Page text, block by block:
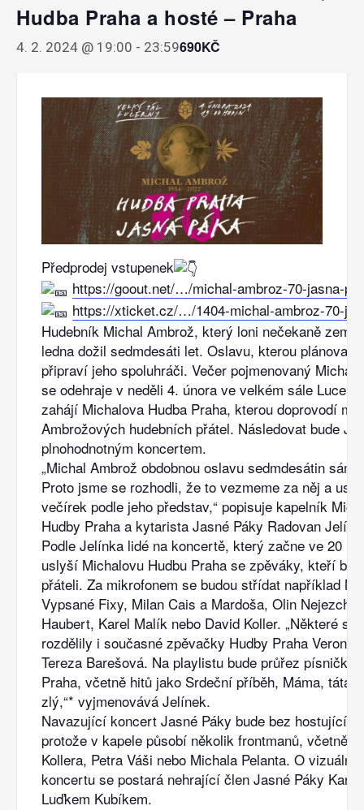
Hudba Praha a hosté – Praha
4. 2. 2024 @ 19:00 - 23:59690KČ
Předprodej vstupenek
https://goout.net/…/michal-ambroz-70-jasna-
https://xticket.cz/…/1404-michal-ambroz-70-
Hudebník Michal Ambrož, který loni nečekaně
ledna dožil sedmdesáti let. Oslavu, kterou plánoval,
připraví jeho spoluhráči. Večer pojmenovaný Michal
se odehraje v neděli 4. února ve velkém sále
zahájí Michalova Hudba Praha, kterou doprovodí
Ambrožových hudebních přátel. Následovat bude
plnohodnotným koncertem.
„Michal Ambrož obdobnou oslavu sedmdesátin sám
Proto jsme se rozhodli, že to vezmeme za něj a
večírek podle jeho představ,“ popisuje kapelník
Hudby Praha a kytarista Jasné Páky Radovan
Podle Jelínka lidé na koncertě, který začne ve 20
uslyší Michalovu Hudbu Praha se zpěváky, kteří byli
přáteli. Za mikrofonem se budou střídat například
Vypsané Fixy, Milan Cais a Mardoša, Olin
Haubert, Karel Malík nebo David Koller. „Některé
rozdělily i současné zpěvačky Hudby Praha
Tereza Barešová. Na playlistu bude průřez
Praha, včetně hitů jako Srdeční příběh, Máma, táta
zlý,“* vyjmenovává Jelínek.
Navazující koncert Jasné Páky bude bez
protože v kapele působí několik frontmanů, včetně
Kollera, Petra Váši nebo Michala Pelanta. O vizuální
koncertu se postará nehrající člen Jasné Páky Karel
Luďkem Kubíkem.